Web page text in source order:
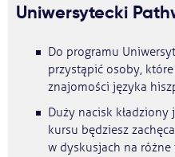
Uniwersytecki
Do programu
przystąpić osoby,
znajomości języka
Duży nacisk kładziony
kursu będziesz
w dyskusjach na